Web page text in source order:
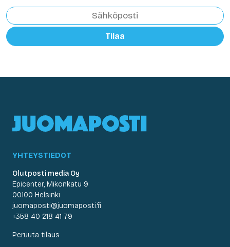
Tilaa
YHTEYSTIEDOT
Olutposti media Oy
Epicenter, Mikonkatu 9
00100 Helsinki
juomaposti@juomaposti.fi
+358 40 218 41 79
Peruuta tilaus